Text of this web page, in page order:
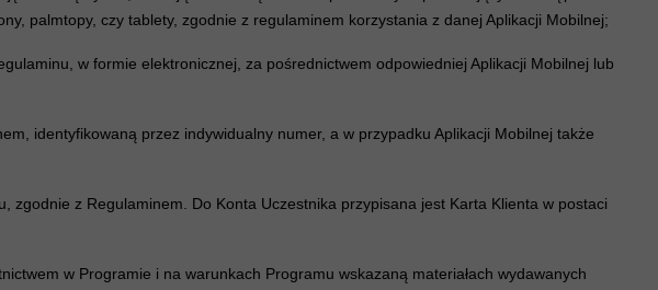
palmtopy, czy tablety, zgodnie z regulaminem korzystania z danej Aplikacji Mobilnej;
w formie elektronicznej, za pośrednictwem odpowiedniej Aplikacji Mobilnej lub
identyfikowaną przez indywidualny numer, a w przypadku Aplikacji Mobilnej także
z Regulaminem. Do Konta Uczestnika przypisana jest Karta Klienta w postaci
w Programie i na warunkach Programu wskazaną materiałach wydawanych